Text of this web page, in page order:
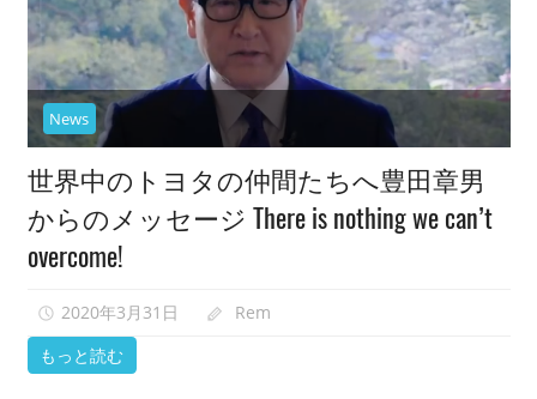
オ
フ
ィ
シ
ャ
ル
映
像
紹
中。
News
世界中のトヨタの仲間たちへ豊田章男
からのメッセージ There is nothing we can’t
overcome!
2020年3月31日 Rem
もっと読む